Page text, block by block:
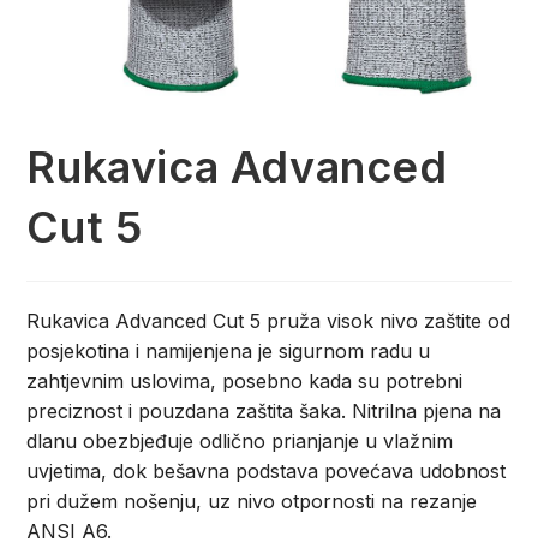
Rukavica Advanced
Cut 5
Rukavica Advanced Cut 5 pruža visok nivo zaštite od
posjekotina i namijenjena je sigurnom radu u
zahtjevnim uslovima, posebno kada su potrebni
preciznost i pouzdana zaštita šaka. Nitrilna pjena na
dlanu obezbjeđuje odlično prianjanje u vlažnim
uvjetima, dok bešavna podstava povećava udobnost
pri dužem nošenju, uz nivo otpornosti na rezanje
ANSI A6.